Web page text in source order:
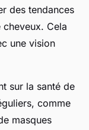
des tendances
Cela
une vision
sur la santé de
comme
masques